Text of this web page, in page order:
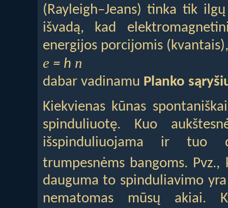
(Rayleigh–Jeans) tinka tik
išvadą, kad
energijos porcijomis
e= h n
dabar vadinamu Planko
Kiekvienas kūnas
spinduliuotę. Kuo
išspinduliuojama ir tuo
trumpesnėms bangoms.
dauguma to spinduliavimo
nematomas mūsų akiai.